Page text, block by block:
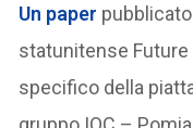
Un paper
statunitense
specifico della